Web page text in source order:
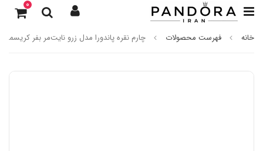
0
خانه فهرست محصولات چارم نقره پاندورا مدل زرو نایت‌مر بفر کریسمس